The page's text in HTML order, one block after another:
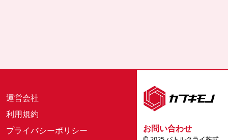
運営会社
利用規約
プライバシーポリシー
お問い合わせ